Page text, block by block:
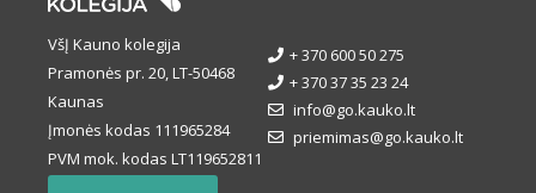
VšĮ Kauno kolegija
Pramonės pr. 20, LT-50468
Kaunas
Įmonės kodas 111965284
PVM mok. kodas LT119652811
+ 370 600 50 275
+ 370 37 35 23 24
info@go.kauko.lt
priemimas@go.kauko.lt